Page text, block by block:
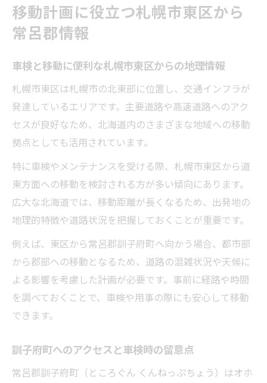
移動計画に役立つ札幌市東区から
常呂郡情報
車検と移動に便利な札幌市東区からの地理情報
札幌市東区は札幌市の北東部に位置し、交通インフラが
発達しているエリアです。主要道路や高速道路へのアク
セスが良好なため、北海道内のさまざまな地域への移動
拠点としても活用されています。
特に車検やメンテナンスを受ける際、札幌市東区から道
東方面への移動を検討される方が多い傾向にあります。
広大な北海道では、移動距離が長くなるため、出発地の
地理的特徴や道路状況を把握しておくことが重要です。
例えば、東区から常呂郡訓子府町へ向かう場合、都市部
から郡部への移動となるため、道路の混雑状況や天候に
よる影響を考慮した計画が必要です。事前に経路や時間
を調べておくことで、車検や用事の際にも安心して移動
できます。
訓子府町へのアクセスと車検時の留意点
常呂郡訓子府町（ところぐん くんねっぷちょう）はオホ